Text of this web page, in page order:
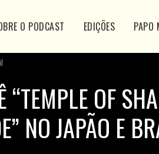
O PODCAST EDIÇÕES PAPO
OF
NO JAPÃO E